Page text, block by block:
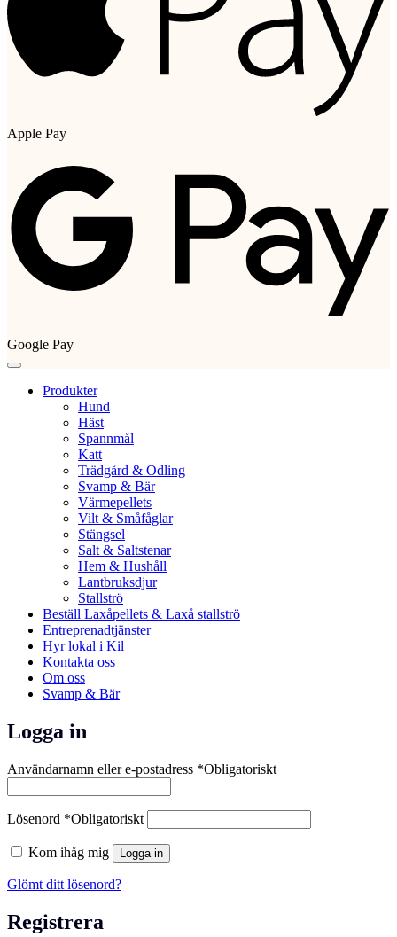
Apple Pay
Google Pay
Produkter
Hund
Häst
Spannmål
Katt
Trädgård & Odling
Svamp & Bär
Värmepellets
Vilt & Småfåglar
Stängsel
Salt & Saltstenar
Hem & Hushåll
Lantbruksdjur
Stallströ
Beställ Laxåpellets & Laxå stallströ
Entreprenadtjänster
Hyr lokal i Kil
Kontakta oss
Om oss
Svamp & Bär
Logga in
Användarnamn eller e-postadress *Obligatoriskt
Lösenord *Obligatoriskt
Kom ihåg mig Logga in
Glömt ditt lösenord?
Registrera